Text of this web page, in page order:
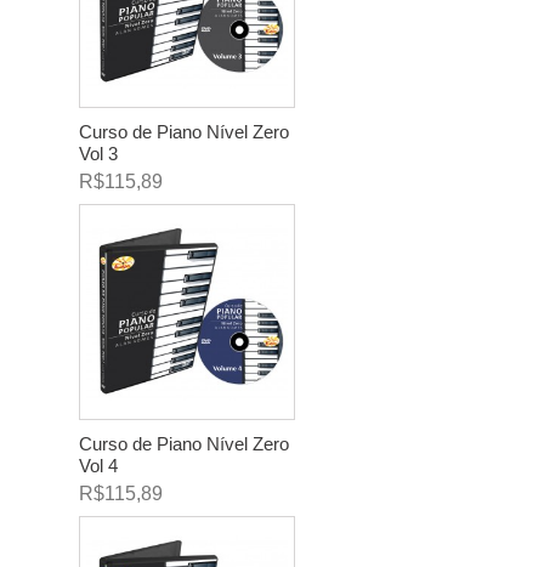
Curso de Piano Nível Zero
Vol 3
R$115,89
Curso de Piano Nível Zero
Vol 4
R$115,89